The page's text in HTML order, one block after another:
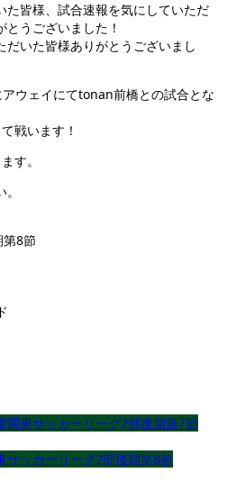
た皆様、試合速報を気にしていただ
うございました！
いた皆様ありがとうございまし
ウェイにてtonan前橋との試合とな
戦います！
す。
第8節
関東サッカーリーグ2部後期第7節
サッカーリーグ2部後期第8節